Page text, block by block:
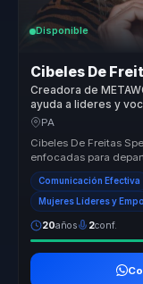
Disponible
Cibeles De
Creadora de
ayuda a lideres y
influencia, autoridad
PA
Cibeles De Freitas
enfocadas para
humanos, at...
Comunicación Efectiva
Mujeres Líderes y
20años 2conf.